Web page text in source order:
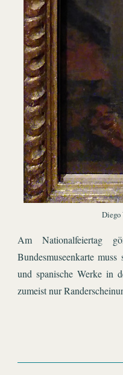
Diego
Am Nationalfeiertag
Bundesmuseenkarte
und spanische Werke in
zumeist nur